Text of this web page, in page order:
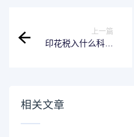
上一篇
印花税入什么科目
相关文章